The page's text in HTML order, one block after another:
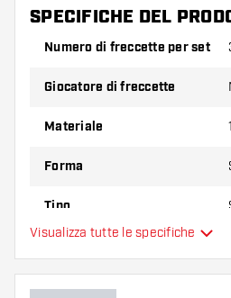
danneggiarsi o rompersi
spessore diverso di alette
SPECIFICHE DEL
Numero di freccette per set
Giocatore di freccette
Materiale
Forma
Tipo
Colore principale
Visualizza tutte le specifiche